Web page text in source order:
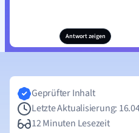
Antwort zeigen
Geprüfter Inhalt
Letzte Aktualisierung:
12 Minuten Lesezeit